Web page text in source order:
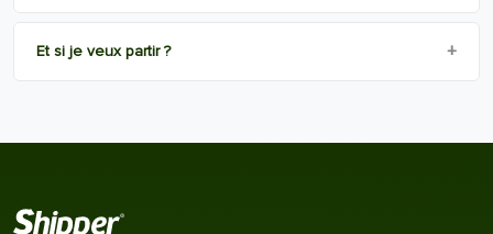
Et si je veux partir ? +